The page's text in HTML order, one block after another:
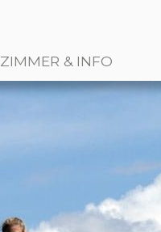
ZIMMER & INFO